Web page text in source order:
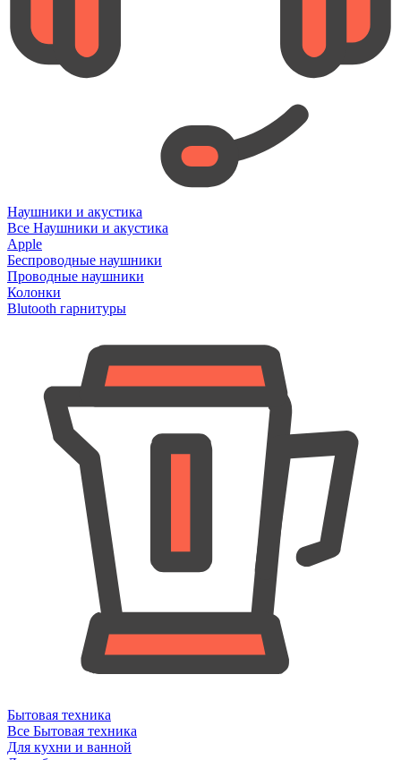
Наушники и акустика
Все Наушники и акустика
Apple
Беспроводные наушники
Проводные наушники
Колонки
Blutooth гарнитуры
Бытовая техника
Все Бытовая техника
Для кухни и ванной